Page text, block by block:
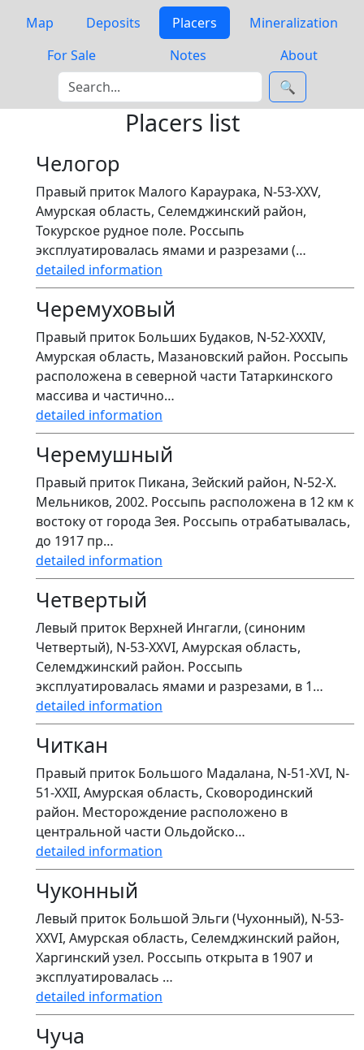
Map Deposits Placers
Mineralization
For Sale
Notes
About
🔍
Placers list
Челогор
Правый приток Малого Караурака, N-53-XXV,
Амурская область, Селемджинский район,
Токурское рудное поле. Россыпь
эксплуатировалась ямами и разрезами (…
detailed information
Черемуховый
Правый приток Больших Будаков, N-52-XXXIV,
Амурская область, Мазановский район. Россыпь
расположена в северной части Татаркинского
массива и частично…
detailed information
Черемушный
Правый приток Пикана, Зейский район, N-52-X.
Мельников, 2002. Россыпь расположена в 12 км к
востоку от города Зея. Россыпь отрабатывалась,
до 1917 пр…
detailed information
Четвертый
Левый приток Верхней Ингагли, (синоним
Четвертый), N-53-XXVI, Амурская область,
Селемджинский район. Россыпь
эксплуатировалась ямами и разрезами, в 1…
detailed information
Читкан
Правый приток Большого Мадалана, N-51-XVI, N-
51-XXII, Амурская область, Сковородинский
район. Месторождение расположено в
центральной части Ольдойско…
detailed information
Чуконный
Левый приток Большой Эльги (Чухонный), N-53-
XXVI, Амурская область, Селемджинский район,
Харгинский узел. Россыпь открыта в 1907 и
эксплуатировалась …
detailed information
Чуча